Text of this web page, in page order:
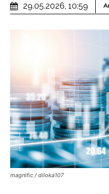
29.05.2026, 10:59
magnific / diloka107